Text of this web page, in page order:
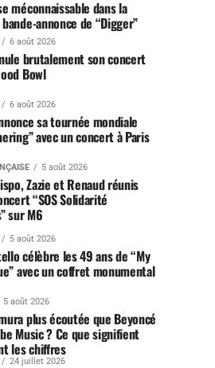
méconnaissable dans la
annonce de “Digger”
6 août 2026
brutalement son concert
Bowl
6 août 2026
sa tournée mondiale
avec un concert à Paris
5 août 2026
Zazie et Renaud réunis
“SOS Solidarité
sur M6
5 août 2026
célèbre les 49 ans de “My
avec un coffret monumental
5 août 2026
plus écoutée que Beyoncé
Music ? Ce que signifient
les chiffres
24 juillet 2026